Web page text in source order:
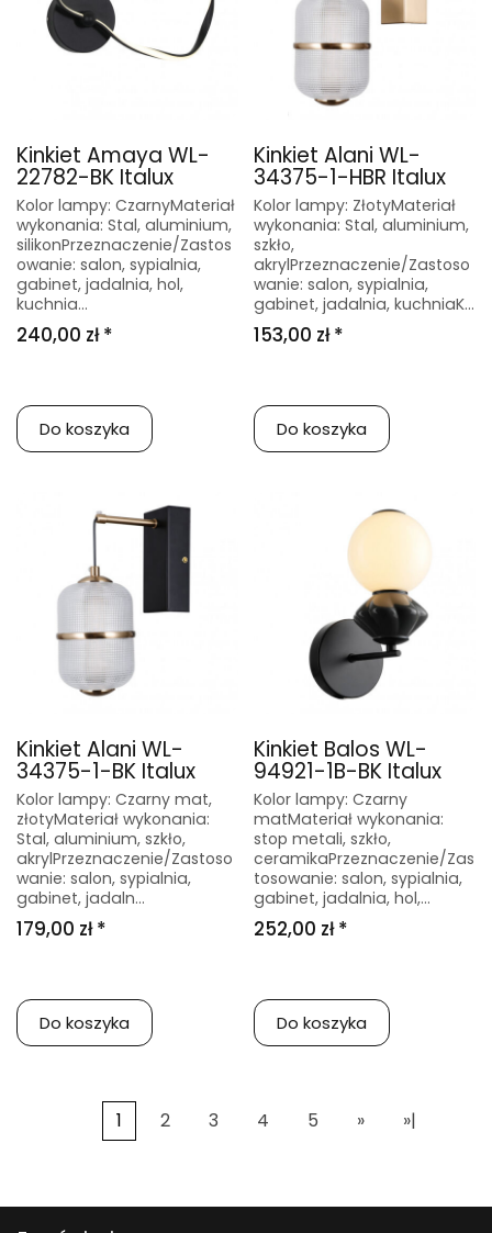
Kinkiet Amaya WL-
22782-BK Italux
Kolor lampy: CzarnyMateriał
wykonania: Stal, aluminium,
silikonPrzeznaczenie/Zastos
owanie: salon, sypialnia,
gabinet, jadalnia, hol,
kuchnia...
240,00 zł *
Do koszyka
Kinkiet Alani WL-
34375-1-HBR Italux
Kolor lampy: ZłotyMateriał
wykonania: Stal, aluminium,
szkło,
akrylPrzeznaczenie/Zastoso
wanie: salon, sypialnia,
gabinet, jadalnia, kuchniaK...
153,00 zł *
Do koszyka
Kinkiet Alani WL-
34375-1-BK Italux
Kolor lampy: Czarny mat,
złotyMateriał wykonania:
Stal, aluminium, szkło,
akrylPrzeznaczenie/Zastoso
wanie: salon, sypialnia,
gabinet, jadaln...
179,00 zł *
Do koszyka
Kinkiet Balos WL-
94921-1B-BK Italux
Kolor lampy: Czarny
matMateriał wykonania:
stop metali, szkło,
ceramikaPrzeznaczenie/Zas
tosowanie: salon, sypialnia,
gabinet, jadalnia, hol,...
252,00 zł *
Do koszyka
1 2 3 4 5 » »|